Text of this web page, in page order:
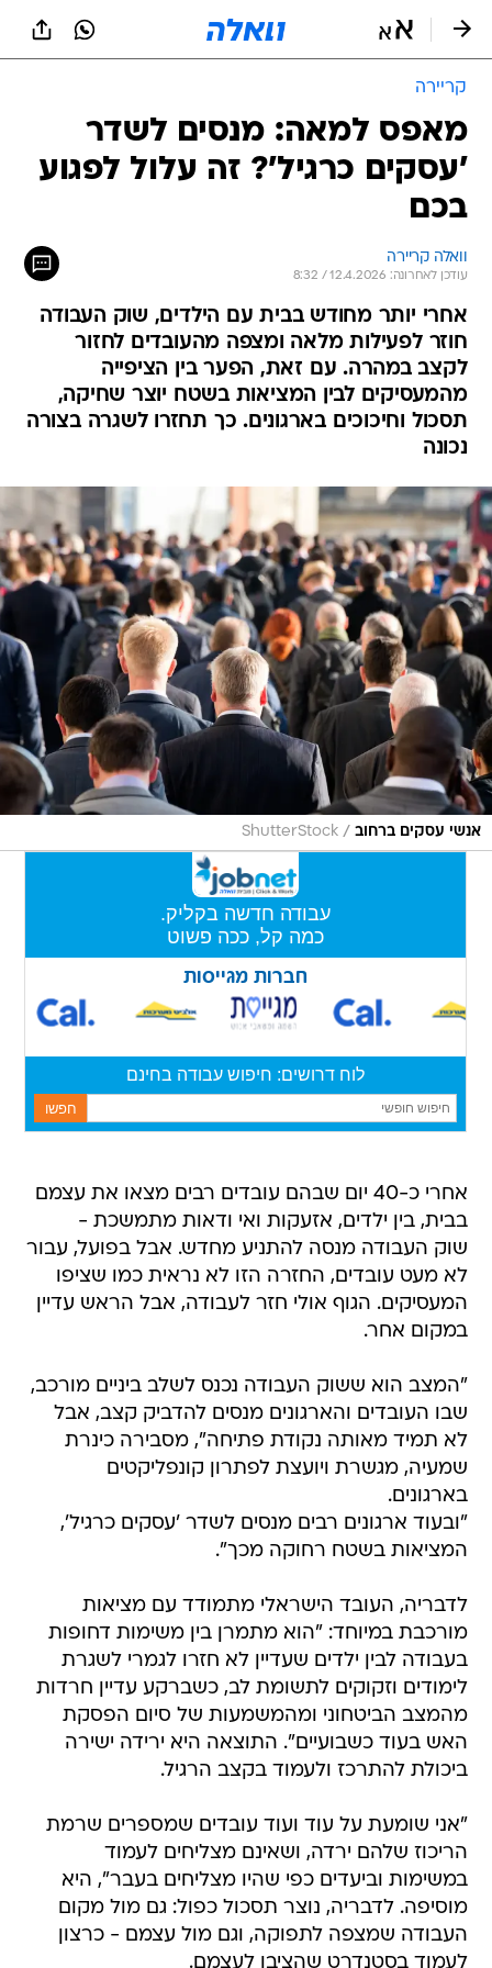
קריירה
מאפס למאה: מנסים לשדר
'עסקים כרגיל'? זה עלול לפגוע
בכם
וואלה קריירה
עודכן לאחרונה: 12.4.2026 / 8:32
אחרי יותר מחודש בבית עם הילדים, שוק העבודה
חוזר לפעילות מלאה ומצפה מהעובדים לחזור
לקצב במהרה. עם זאת, הפער בין הציפייה
מהמעסיקים לבין המציאות בשטח יוצר שחיקה,
תסכול וחיכוכים בארגונים. כך תחזרו לשגרה בצורה
נכונה
אנשי עסקים ברחוב /
ShutterStock
אחרי כ-40 יום שבהם עובדים רבים מצאו את עצמם
בבית, בין ילדים, אזעקות ואי ודאות מתמשכת -
שוק העבודה מנסה להתניע מחדש. אבל בפועל, עבור
לא מעט עובדים, החזרה הזו לא נראית כמו שציפו
המעסיקים. הגוף אולי חזר לעבודה, אבל הראש עדיין
במקום אחר.
"המצב הוא ששוק העבודה נכנס לשלב ביניים מורכב,
שבו העובדים והארגונים מנסים להדביק קצב, אבל
לא תמיד מאותה נקודת פתיחה", מסבירה כינרת
שמעיה, מגשרת ויועצת לפתרון קונפליקטים
בארגונים.
"ובעוד ארגונים רבים מנסים לשדר 'עסקים כרגיל',
המציאות בשטח רחוקה מכך".
לדבריה, העובד הישראלי מתמודד עם מציאות
מורכבת במיוחד: "הוא מתמרן בין משימות דחופות
בעבודה לבין ילדים שעדיין לא חזרו לגמרי לשגרת
לימודים וזקוקים לתשומת לב, כשברקע עדיין חרדות
מהמצב הביטחוני ומהמשמעות של סיום הפסקת
האש בעוד כשבועיים". התוצאה היא ירידה ישירה
ביכולת להתרכז ולעמוד בקצב הרגיל.
"אני שומעת על עוד ועוד עובדים שמספרים שרמת
הריכוז שלהם ירדה, ושאינם מצליחים לעמוד
במשימות וביעדים כפי שהיו מצליחים בעבר", היא
מוסיפה. לדבריה, נוצר תסכול כפול: גם מול מקום
העבודה שמצפה לתפוקה, וגם מול עצמם - כרצון
לעמוד בסטנדרט שהציבו לעצמם.